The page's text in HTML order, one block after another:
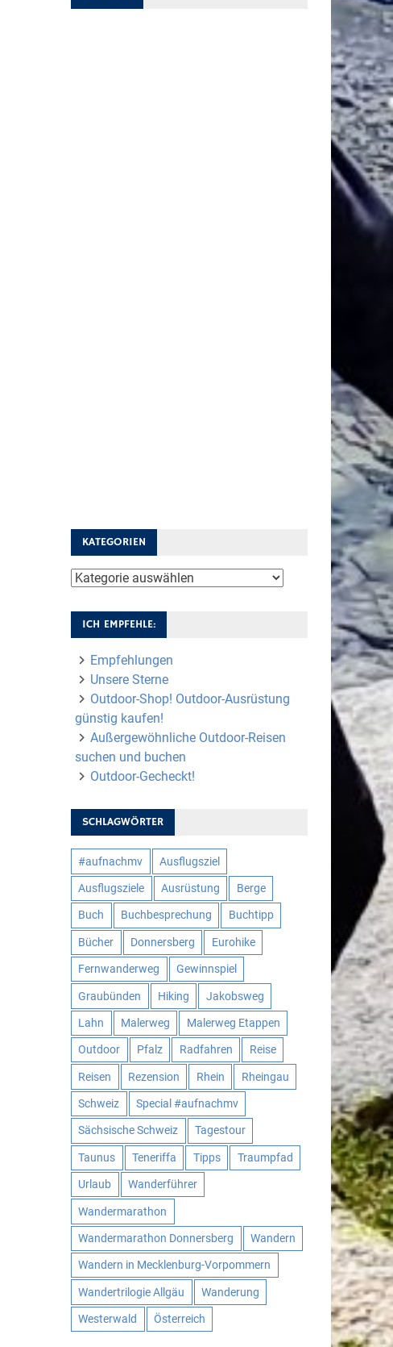
KATEGORIEN
Kategorien
ICH EMPFEHLE:
Empfehlungen
Unsere Sterne
Outdoor-Shop! Outdoor-Ausrüstung
günstig kaufen!
Außergewöhnliche Outdoor-Reisen
suchen und buchen
Outdoor-Gecheckt!
SCHLAGWÖRTER
#aufnachmv Ausflugsziel
Ausflugsziele Ausrüstung Berge
Buch Buchbesprechung Buchtipp
Bücher Donnersberg Eurohike
Fernwanderweg Gewinnspiel
Graubünden Hiking Jakobsweg
Lahn Malerweg Malerweg Etappen
Outdoor Pfalz Radfahren Reise
Reisen Rezension Rhein Rheingau
Schweiz Special #aufnachmv
Sächsische Schweiz Tagestour
Taunus Teneriffa Tipps Traumpfad
Urlaub Wanderführer
Wandermarathon
Wandermarathon Donnersberg Wandern
Wandern in Mecklenburg-Vorpommern
Wandertrilogie Allgäu Wanderung
Westerwald Österreich